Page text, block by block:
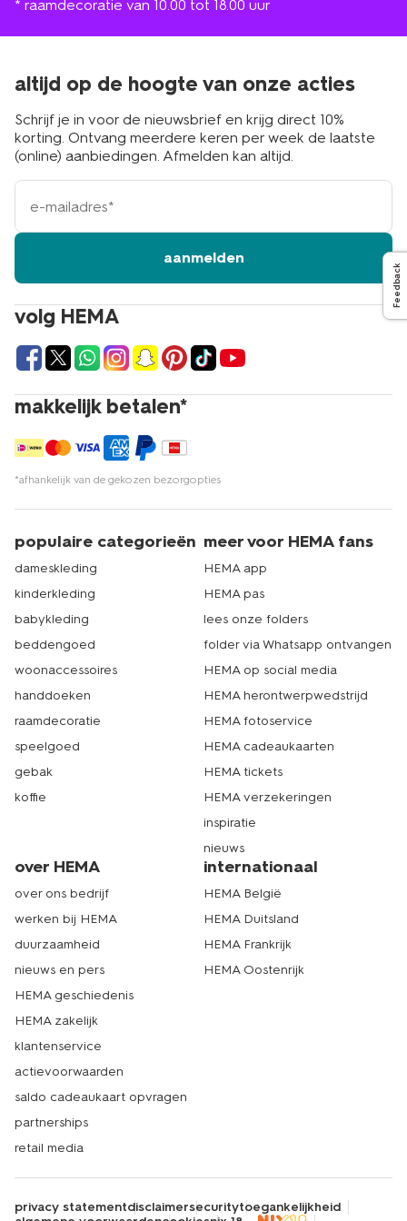
* raamdecoratie van 10.00 tot 18.00 uur
volg HEMA
makkelijk betalen*
*afhankelijk van de gekozen bezorgopties
altijd op de hoogte van onze acties
Schrijf je in voor de nieuwsbrief en krijg direct 10%
korting. Ontvang meerdere keren per week de laatste
(online) aanbiedingen. Afmelden kan altijd.
e-
mailadres
aanmelden
populaire categorieën
dameskleding
kinderkleding
babykleding
beddengoed
woonaccessoires
handdoeken
raamdecoratie
speelgoed
gebak
koffie
meer voor HEMA fans
HEMA app
HEMA pas
lees onze folders
folder via Whatsapp ontvangen
HEMA op social media
HEMA herontwerpwedstrijd
HEMA fotoservice
HEMA cadeaukaarten
HEMA tickets
HEMA verzekeringen
inspiratie
nieuws
over HEMA
over ons bedrijf
werken bij HEMA
duurzaamheid
nieuws en pers
HEMA geschiedenis
HEMA zakelijk
klantenservice
actievoorwaarden
saldo cadeaukaart opvragen
partnerships
retail media
internationaal
HEMA België
HEMA Duitsland
HEMA Frankrijk
HEMA Oostenrijk
privacy statementdisclaimersecuritytoegankelijkheid
Feedback